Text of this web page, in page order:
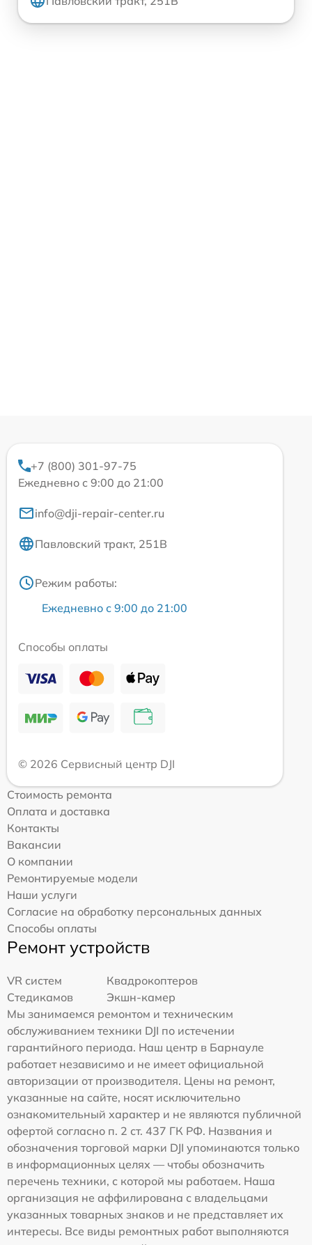
+7 (800) 301-97-75
Ежедневно с 9:00 до 21:00
info@dji-repair-center.ru
Павловский тракт, 251В
Режим работы:
Ежедневно с 9:00 до 21:00
Способы оплаты
© 2026 Сервисный центр DJI
Стоимость ремонта
Оплата и доставка
Контакты
Вакансии
О компании
Ремонтируемые модели
Наши услуги
Согласие на обработку персональных данных
Способы оплаты
Ремонт устройств
VR систем
Квадрокоптеров
Стедикамов
Экшн-камер
Мы занимаемся ремонтом и техническим
обслуживанием техники DJI по истечении
гарантийного периода. Наш центр в Барнауле
работает независимо и не имеет официальной
авторизации от производителя. Цены на ремонт,
указанные на сайте, носят исключительно
ознакомительный характер и не являются публичной
офертой согласно п. 2 ст. 437 ГК РФ. Названия и
обозначения торговой марки DJI упоминаются только
в информационных целях — чтобы обозначить
перечень техники, с которой мы работаем. Наша
организация не аффилирована с владельцами
указанных товарных знаков и не представляет их
интересы. Все виды ремонтных работ выполняются